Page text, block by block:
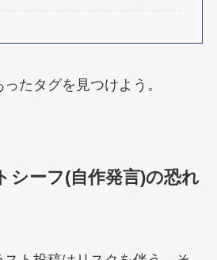
たタグを見つけよう。
シーフ(自作発言)の恐れ